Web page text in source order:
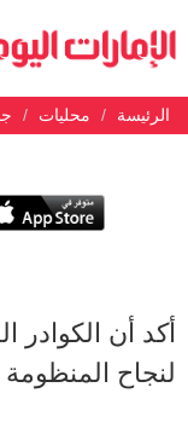
الرئيسة محليات
أكد أن الكوادر
لنجاح المنظومة